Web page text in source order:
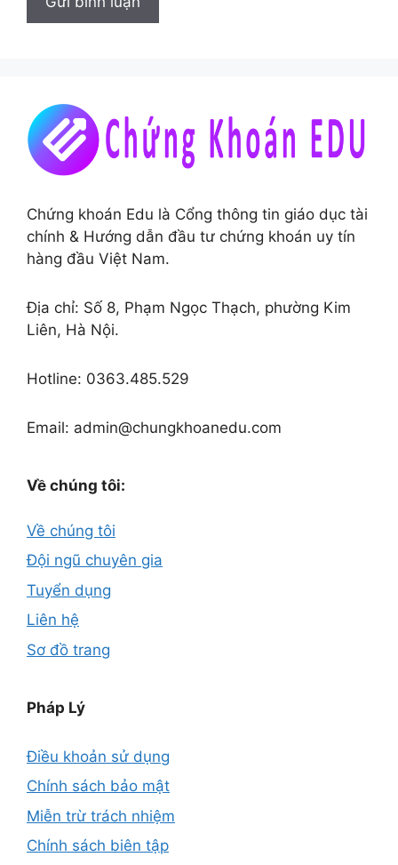
Chứng khoán Edu là Cổng thông tin giáo dục tài
chính & Hướng dẫn đầu tư chứng khoán uy tín
hàng đầu Việt Nam.
Địa chỉ: Số 8, Phạm Ngọc Thạch, phường Kim
Liên, Hà Nội.
Hotline: 0363.485.529
Email: admin@chungkhoanedu.com
Về chúng tôi:
Về chúng tôi
Đội ngũ chuyên gia
Tuyển dụng
Liên hệ
Sơ đồ trang
Pháp Lý
Điều khoản sử dụng
Chính sách bảo mật
Miễn trừ trách nhiệm
Chính sách biên tập